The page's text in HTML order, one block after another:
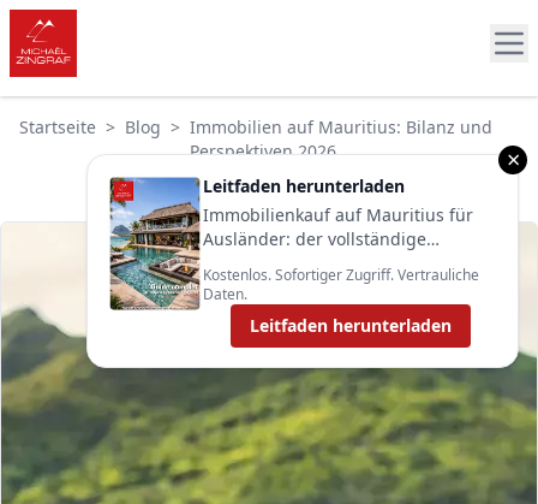
Startseite > Blog > Immobilien auf Mauritius: Bilanz und
Perspektiven 2026
×
Leitfaden herunterladen
Immobilienkauf auf Mauritius für
Ausländer: der vollständige
Leitfaden 2025
Kostenlos. Sofortiger Zugriff. Vertrauliche
Daten.
Leitfaden herunterladen